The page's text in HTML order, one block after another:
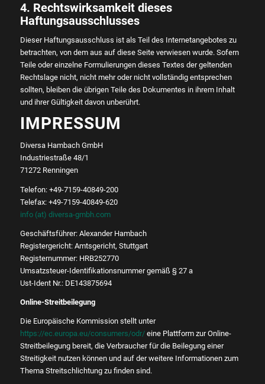
4. Rechtswirksamkeit dieses
Haftungsausschlusses
Dieser Haftungsausschluss ist als Teil des Internetangebotes zu
betrachten, von dem aus auf diese Seite verwiesen wurde. Sofern
Teile oder einzelne Formulierungen dieses Textes der geltenden
Rechtslage nicht, nicht mehr oder nicht vollständig entsprechen
sollten, bleiben die übrigen Teile des Dokumentes in ihrem Inhalt
und ihrer Gültigkeit davon unberührt.
IMPRESSUM
Diversa Hambach GmbH
Industriestraße 48/1
71272 Renningen
Telefon: +49-7159-40849-200
Telefax: +49-7159-40849-620
info (at) diversa-gmbh.com
Geschäftsführer: Alexander Hambach
Registergericht: Amtsgericht, Stuttgart
Registernummer: HRB252770
Umsatzsteuer-Identifikationsnummer gemäß § 27 a
Ust-Ident Nr.: DE143875694
Online-Streitbeilegung
Die Europäische Kommission stellt unter
https://ec.europa.eu/consumers/odr/eine Plattform zur Online-
Streitbeilegung bereit, die Verbraucher für die Beilegung einer
Streitigkeit nutzen können und auf der weitere Informationen zum
Thema Streitschlichtung zu finden sind.